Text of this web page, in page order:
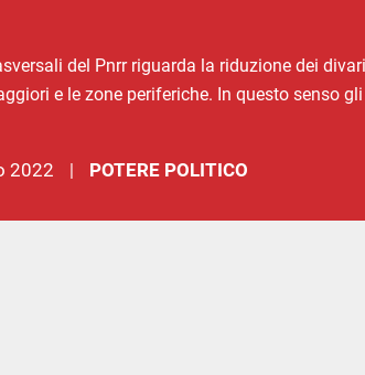
del Pnrr riguarda la riduzione dei
e le zone periferiche. In questo senso
2022 POTERE POLITICO